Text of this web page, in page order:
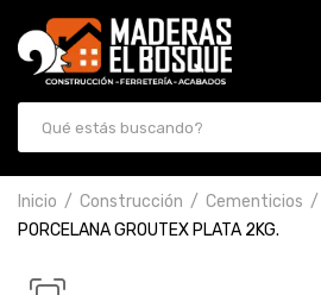
Inicio Construcción Cementicios
PORCELANA GROUTEX PLATA 2KG.